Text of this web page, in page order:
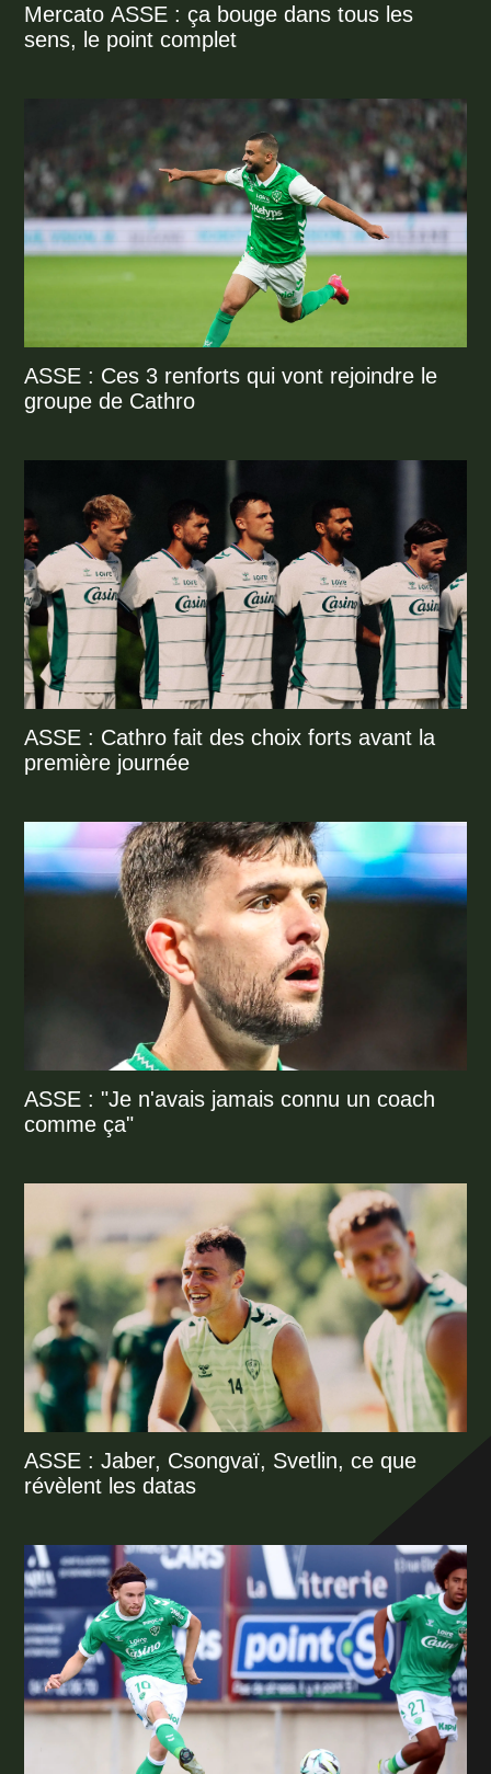
Mercato ASSE : ça bouge dans tous les
sens, le point complet
ASSE : Ces 3 renforts qui vont rejoindre le
groupe de Cathro
ASSE : Cathro fait des choix forts avant la
première journée
ASSE : "Je n'avais jamais connu un coach
comme ça"
ASSE : Jaber, Csongvaï, Svetlin, ce que
révèlent les datas